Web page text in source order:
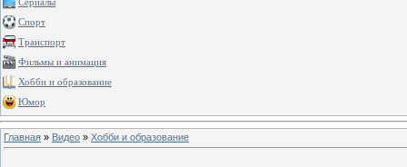
Сериалы
Спорт
Транспорт
Фильмы и анимация
Хобби и образование
Юмор
Главная » Видео » Хобби и образование